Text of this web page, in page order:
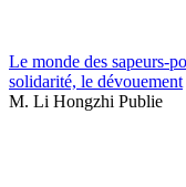
Le monde des sapeurs-
solidarité, le dévouement
M. Li Hongzhi Publie